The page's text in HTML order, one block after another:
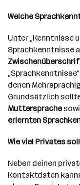
Welche
Unter „Kenntnisse
Sprachkenntnisse
denen
Grundsätzlich
Muttersprache
erlernten
Wie viel Privates
Neben deinen
Kontaktdaten